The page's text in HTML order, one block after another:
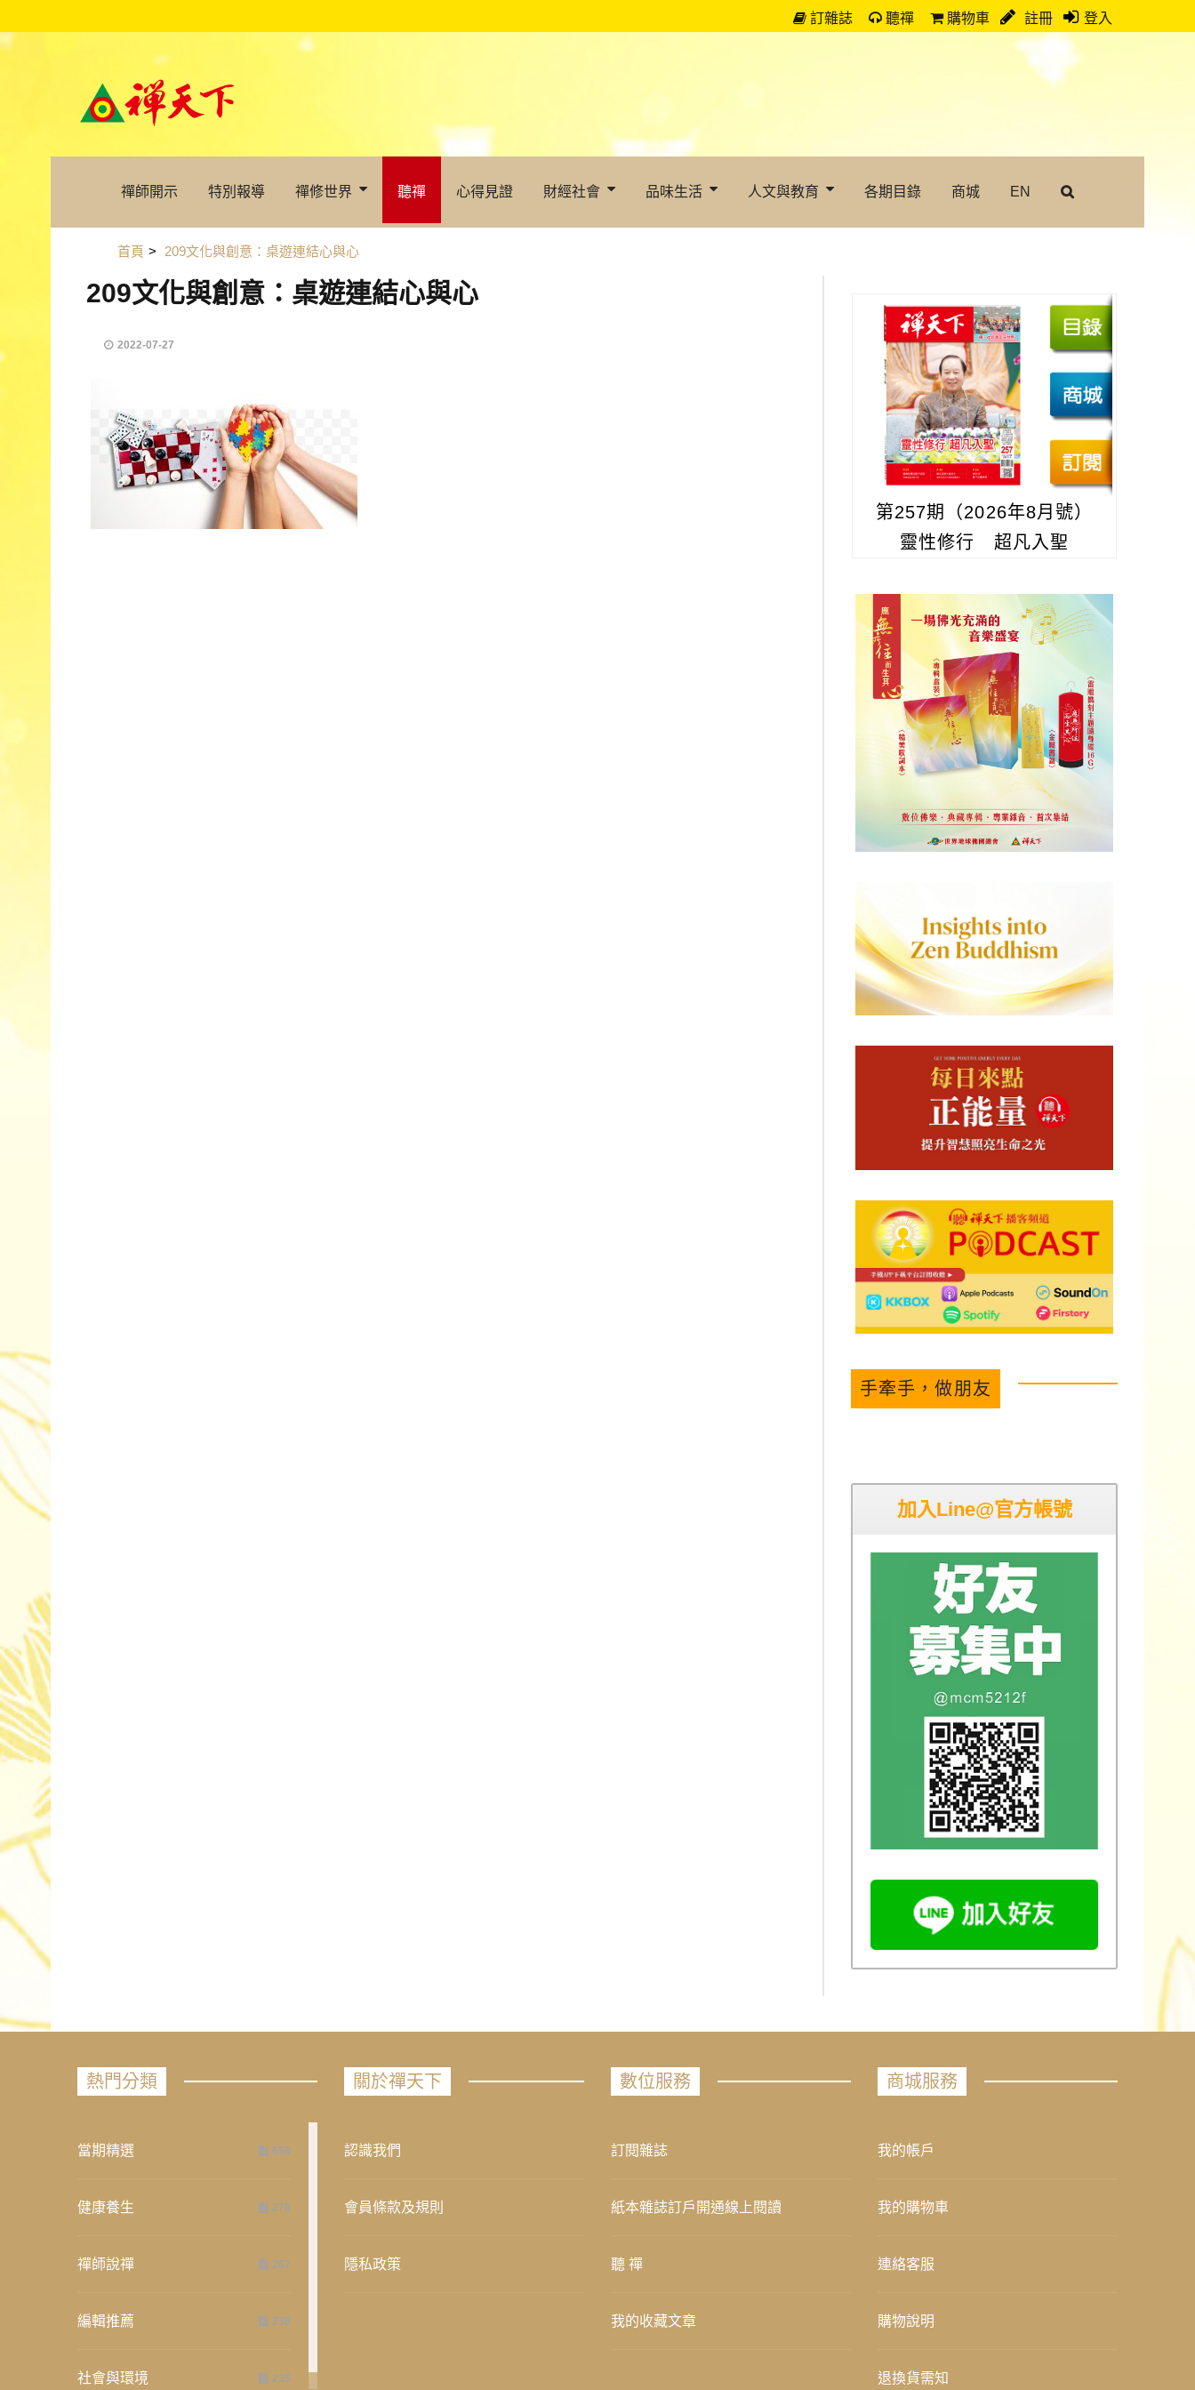
訂雜誌 聽禪 購物車 註冊 登入
禪師開示 特別報導 禪修世界 聽禪 心得見證 財經社會 品味生活 人文與教育 各期目錄 商城 EN
首頁 > 209文化與創意：桌遊連結心與心
209文化與創意：桌遊連結心與心
2022-07-27
第257期（2026年8月號）
靈性修行 超凡入聖
手牽手，做朋友
加入Line@官方帳號
熱門分類
當期精選 658
健康養生 276
禪師說禪 267
編輯推薦 236
社會與環境 235
關於禪天下
認識我們
會員條款及規則
隱私政策
數位服務
訂閱雜誌
紙本雜誌訂戶開通線上閱讀
聽 禪
我的收藏文章
商城服務
我的帳戶
我的購物車
連絡客服
購物說明
退換貨需知